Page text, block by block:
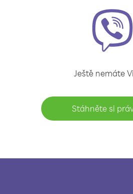
Ještě nemáte
Stáhněte si